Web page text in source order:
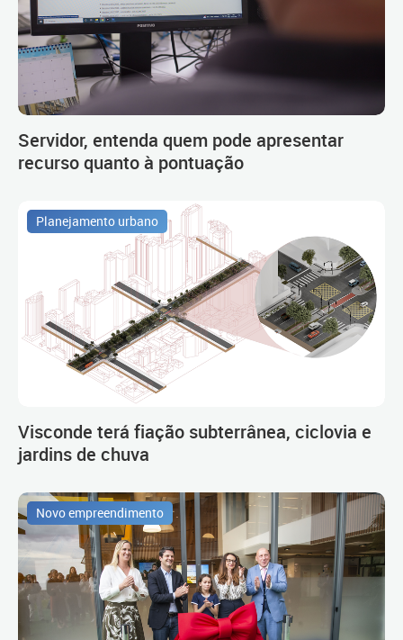
Servidor, entenda quem pode apresentar
recurso quanto à pontuação
Planejamento urbano
Visconde terá fiação subterrânea, ciclovia e
jardins de chuva
Novo empreendimento